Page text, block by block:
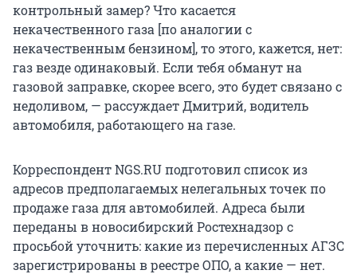
контрольный замер? Что касается
некачественного газа [по аналогии с
некачественным бензином], то этого, кажется, нет:
газ везде одинаковый. Если тебя обманут на
газовой заправке, скорее всего, это будет связано с
недоливом, — рассуждает Дмитрий, водитель
автомобиля, работающего на газе.
Корреспондент NGS.RU подготовил список из
адресов предполагаемых нелегальных точек по
продаже газа для автомобилей. Адреса были
переданы в новосибирский Ростехнадзор с
просьбой уточнить: какие из перечисленных АГЗС
зарегистрированы в реестре ОПО, а какие — нет.